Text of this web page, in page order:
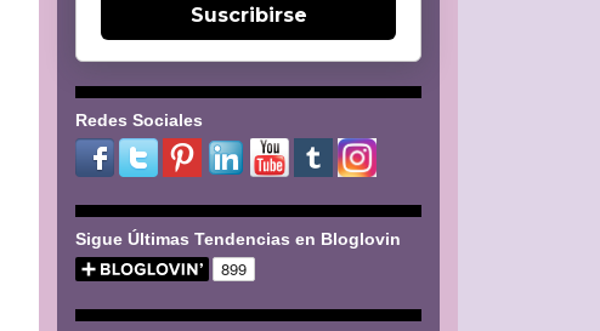
Suscribirse
Redes Sociales
Sigue Últimas Tendencias en Bloglovin